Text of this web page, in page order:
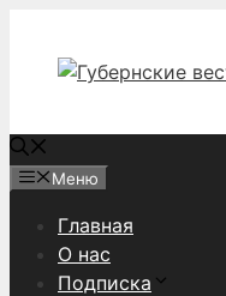
содержимому
Меню
Главная
О нас
Подписка